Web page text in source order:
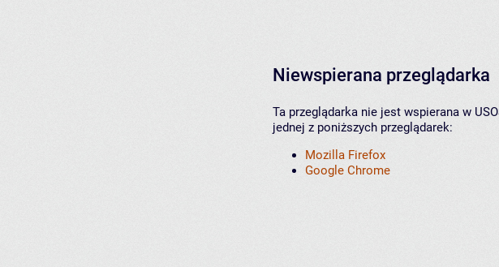
Niewspierana przeglądarka
Ta przeglądarka nie jest wspierana w
jednej z poniższych przeglądarek:
Mozilla Firefox
Google Chrome